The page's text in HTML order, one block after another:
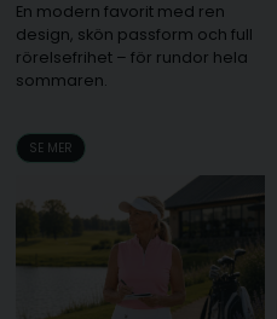
En modern favorit med ren
design, skön passform och full
rörelsefrihet – för rundor hela
sommaren.
SE MER